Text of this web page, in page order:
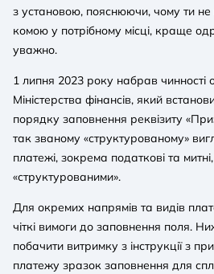
з установою, пояснюючи, чому ти
комою у потрібному місці, краще
уважно.
1 липня 2023 року набрав
Міністерства фінансів, який
порядку заповнення реквізиту
так званому «структурованому»
платежі, зокрема податкові та
«структурованими».
Для окремих напрямів та видів
чіткі вимоги до заповнення поля.
побачити витримку з інструкції з
платежу зразок заповнення для